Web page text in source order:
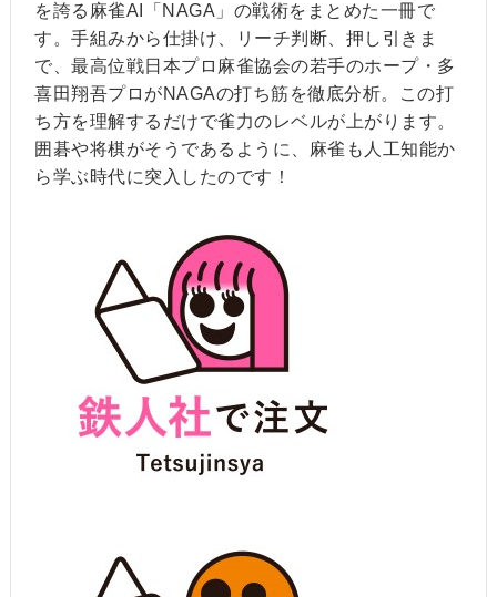
を誇る麻雀AI「NAGA」の戦術をまとめた一冊で
す。手組みから仕掛け、リーチ判断、押し引きま
で、最高位戦日本プロ麻雀協会の若手のホープ・多
喜田翔吾プロがNAGAの打ち筋を徹底分析。この打
ち方を理解するだけで雀力のレベルが上がります。
囲碁や将棋がそうであるように、麻雀も人工知能か
ら学ぶ時代に突入したのです！